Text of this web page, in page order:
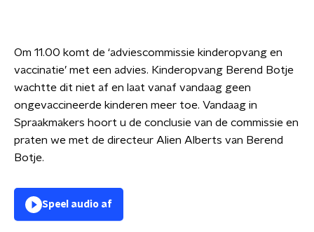
Om 11.00 komt de ‘adviescommissie kinderopvang en
vaccinatie’ met een advies. Kinderopvang Berend Botje
wachtte dit niet af en laat vanaf vandaag geen
ongevaccineerde kinderen meer toe. Vandaag in
Spraakmakers hoort u de conclusie van de commissie en
praten we met de directeur Alien Alberts van Berend
Botje.
Speel audio af